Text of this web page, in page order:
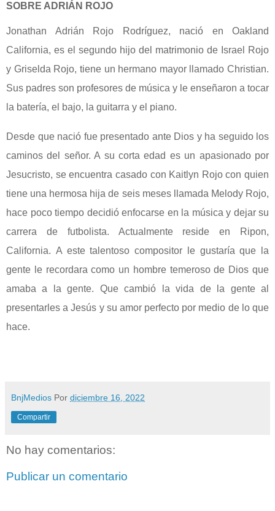
SOBRE ADRIÁN ROJO
Jonathan Adrián Rojo Rodríguez, nació en Oakland
California, es el segundo hijo del matrimonio de Israel Rojo
y Griselda Rojo, tiene un hermano mayor llamado Christian.
Sus padres son profesores de música y le enseñaron a tocar
la batería, el bajo, la guitarra y el piano.
Desde que nació fue presentado ante Dios y ha seguido los
caminos del señor. A su corta edad es un apasionado por
Jesucristo, se encuentra casado con Kaitlyn Rojo con quien
tiene una hermosa hija de seis meses llamada Melody Rojo,
hace poco tiempo decidió enfocarse en la música y dejar su
carrera de futbolista. Actualmente reside en Ripon,
California. A este talentoso compositor le gustaría que la
gente le recordara como un hombre temeroso de Dios que
amaba a la gente. Que cambió la vida de la gente al
presentarles a Jesús y su amor perfecto por medio de lo que
hace.
BnjMedios Por diciembre 16, 2022
Compartir
No hay comentarios:
Publicar un comentario